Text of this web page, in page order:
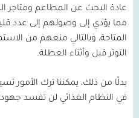
عادة البحث عن المطاعم ومتاجر
مما يؤدي إلى وصولهم إلى عدد
المتاحة، وبالتالي منعهم من
التوتر قبل وأثناء العطلة.
بدلًا من ذلك، يمكننا ترك الأمور
في النظام الغذائي لن تفسد